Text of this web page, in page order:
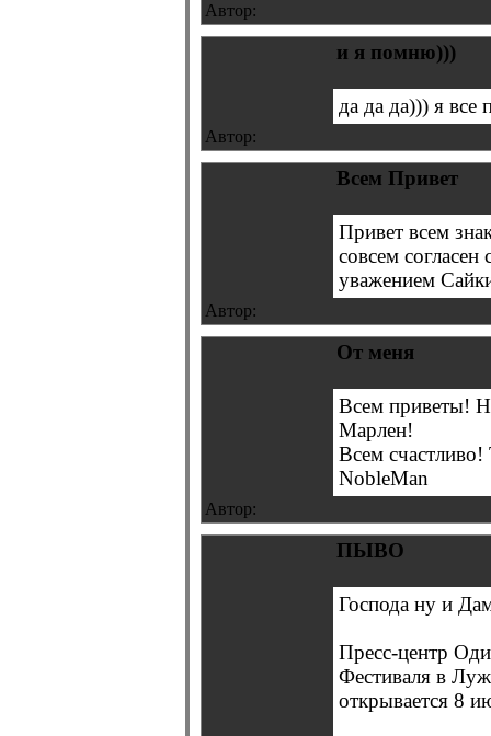
Автор:
и я помню)))
да да да))) я
Автор:
Всем Привет
Привет всем
совсем
уважением
Автор:
От меня
Всем приветы!
Марлен!
Всем счастливо!
NobleMan
Автор:
ПЫВО
Господа ну и
Пресс-центр
Фестиваля в
открывается 8